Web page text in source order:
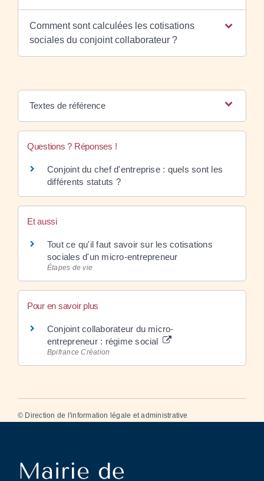
Comment sont calculées les cotisations
sociales du conjoint collaborateur ?
Textes de référence
Questions ? Réponses !
Conjoint du chef d'entreprise : quels sont les
différents statuts ?
Et aussi
Tout ce qu'il faut savoir sur les cotisations
sociales d'un micro-entrepreneur
Étapes de vie
Pour en savoir plus
Conjoint collaborateur du micro-
entrepreneur : régime social
Bpifrance Création
© Direction de l'information légale et administrative